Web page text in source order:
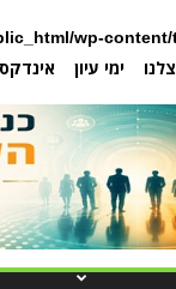
wp-
ימי עיון